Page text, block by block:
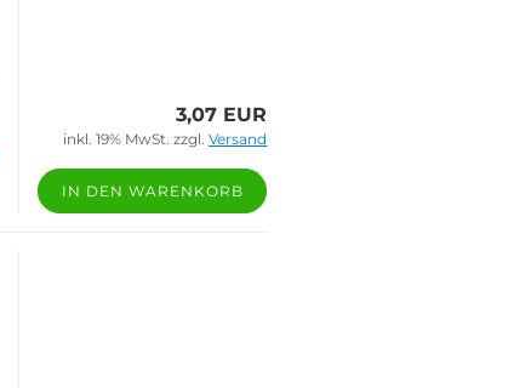
3,07 EUR
inkl. 19% MwSt. zzgl.Versand
IN DEN WARENKORB